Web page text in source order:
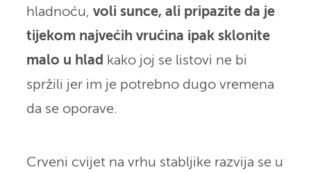
hladnoću, voli sunce, ali pripazite da je
tijekom najvećih vrućina ipak sklonite
malo u hlad kako joj se listovi ne bi
spržili jer im je potrebno dugo vremena
da se oporave.
Crveni cvijet na vrhu stabljike razvija se u